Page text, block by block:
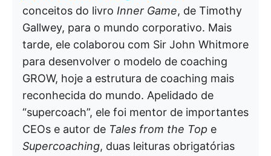
conceitos do livro Inner Game, de Timothy
Gallwey, para o mundo corporativo. Mais
tarde, ele colaborou com Sir John Whitmore
para desenvolver o modelo de coaching
GROW, hoje a estrutura de coaching mais
reconhecida do mundo. Apelidado de
“supercoach”, ele foi mentor de importantes
CEOs e autor de Tales from the Top e
Supercoaching, duas leituras obrigatórias